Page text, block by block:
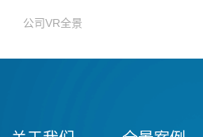
公司VR全景